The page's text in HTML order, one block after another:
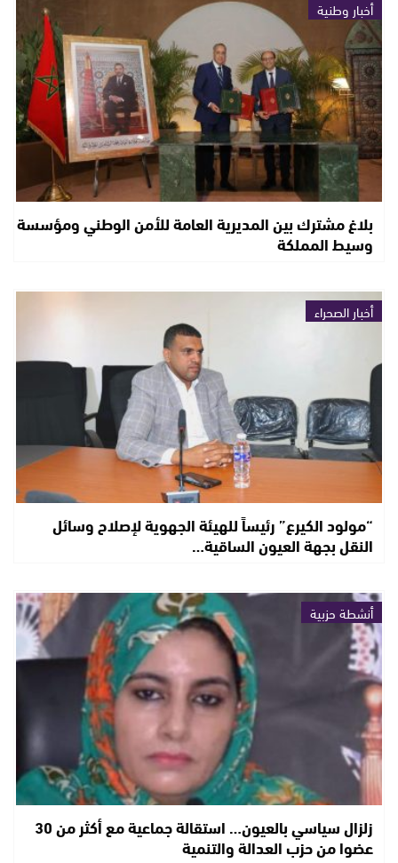
أخبار وطنية
بلاغ مشترك بين المديرية العامة للأمن الوطني ومؤسسة
وسيط المملكة
أخبار الصحراء
“مولود الكيرع” رئيساً للهيئة الجهوية لإصلاح وسائل
النقل بجهة العيون الساقية…
أنشطة حزبية
زلزال سياسي بالعيون… استقالة جماعية مع أكثر من 30
عضوا من حزب العدالة والتنمية